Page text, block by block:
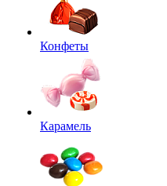
Конфеты
Карамель